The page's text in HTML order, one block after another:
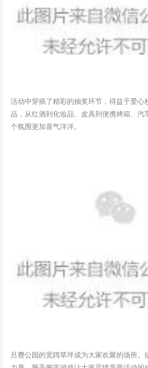
活动中穿插了精彩的抽奖环节，得益于爱心
品，从红酒到化妆品、皮具到便携烤箱、汽
个氛围更加喜气洋洋。
吕费公园的宽阔草坪成为大家欢聚的场所。